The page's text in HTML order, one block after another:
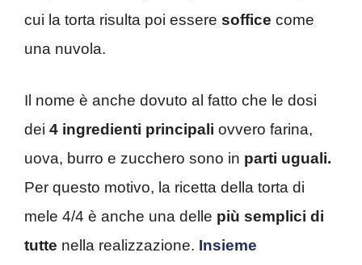
cui la torta risulta poi essere soffice come
una nuvola.
Il nome è anche dovuto al fatto che le dosi
dei 4 ingredienti principali ovvero farina,
uova, burro e zucchero sono in parti uguali.
Per questo motivo, la ricetta della torta di
mele 4/4 è anche una delle più semplici di
tutte nella realizzazione. Insieme